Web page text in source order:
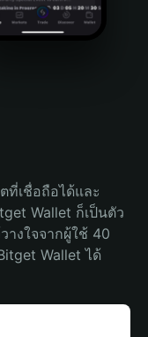
ที่เชื่อถือได้และ
Wallet ก็เป็นตัว
งใจจากผู้ใช้ 40
Wallet ได้